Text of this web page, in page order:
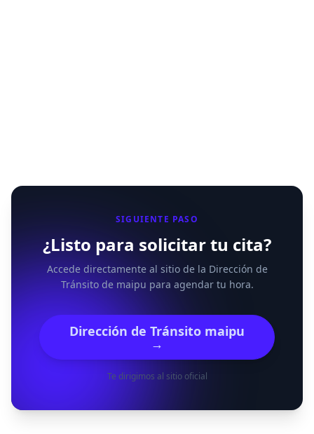
SIGUIENTE PASO
¿Listo para solicitar tu cita?
Accede directamente al sitio de la Dirección de
Tránsito de maipu para agendar tu hora.
Dirección de Tránsito maipu
→
Te dirigimos al sitio oficial